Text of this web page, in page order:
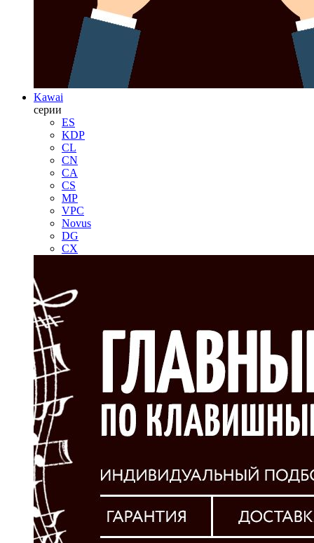
Kawai
серии
ES
KDP
CL
CN
CA
CS
MP
VPC
Novus
DG
CX